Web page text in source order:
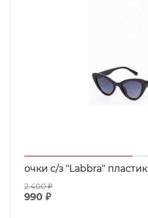
очки с/з "Labbra" пластик
2 400₽
990 ₽